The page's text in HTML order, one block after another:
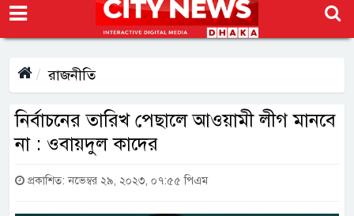
রাজনীতি
নির্বাচনের তারিখ পেছালে আওয়ামী লীগ মানবে
না : ওবায়দুল কাদের
প্রকাশিত: নভেম্বর ২৯, ২০২৩, ০৭:৫৫ পিএম